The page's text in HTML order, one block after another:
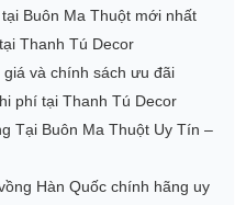
Buôn Ma Thuột mới nhất
Thanh Tú Decor
và chính sách ưu đãi
phí tại Thanh Tú Decor
Tại Buôn Ma Thuột Uy Tín –
Hàn Quốc chính hãng uy